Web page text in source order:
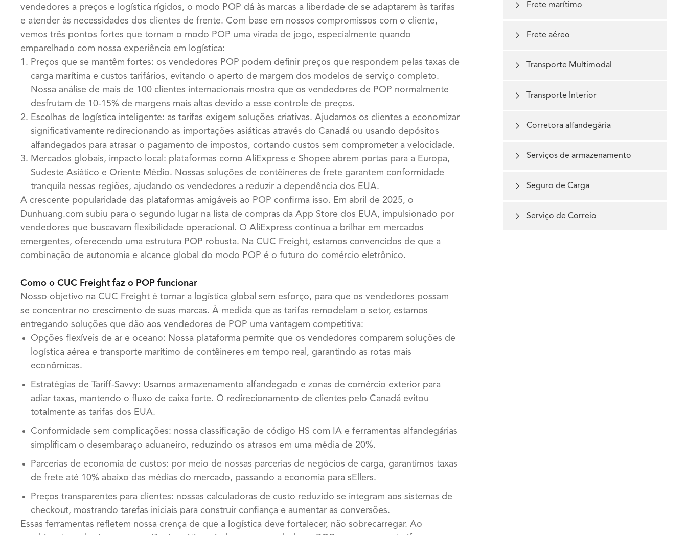
vendedores a preços e logística rígidos, o modo POP dá às marcas a liberdade de se adaptarem às tarifas
e atender às necessidades dos clientes de frente. Com base em nossos compromissos com o cliente,
vemos três pontos fortes que tornam o modo POP uma virada de jogo, especialmente quando
emparelhado com nossa experiência em logística:
Preços que se mantêm fortes: os vendedores POP podem definir preços que respondem pelas taxas de
carga marítima e custos tarifários, evitando o aperto de margem dos modelos de serviço completo.
Nossa análise de mais de 100 clientes internacionais mostra que os vendedores de POP normalmente
desfrutam de 10-15% de margens mais altas devido a esse controle de preços.
Escolhas de logística inteligente: as tarifas exigem soluções criativas. Ajudamos os clientes a economizar
significativamente redirecionando as importações asiáticas através do Canadá ou usando depósitos
alfandegados para atrasar o pagamento de impostos, cortando custos sem comprometer a velocidade.
Mercados globais, impacto local: plataformas como AliExpress e Shopee abrem portas para a Europa,
Sudeste Asiático e Oriente Médio. Nossas soluções de contêineres de frete garantem conformidade
tranquila nessas regiões, ajudando os vendedores a reduzir a dependência dos EUA.
A crescente popularidade das plataformas amigáveis ao POP confirma isso. Em abril de 2025, o
Dunhuang.com subiu para o segundo lugar na lista de compras da App Store dos EUA, impulsionado por
vendedores que buscavam flexibilidade operacional. O AliExpress continua a brilhar em mercados
emergentes, oferecendo uma estrutura POP robusta. Na CUC Freight, estamos convencidos de que a
combinação de autonomia e alcance global do modo POP é o futuro do comércio eletrônico.
Como o CUC Freight faz o POP funcionar
Nosso objetivo na CUC Freight é tornar a logística global sem esforço, para que os vendedores possam
se concentrar no crescimento de suas marcas. À medida que as tarifas remodelam o setor, estamos
entregando soluções que dão aos vendedores de POP uma vantagem competitiva:
Opções flexíveis de ar e oceano: Nossa plataforma permite que os vendedores comparem soluções de
logística aérea e transporte marítimo de contêineres em tempo real, garantindo as rotas mais
econômicas.
Estratégias de Tariff-Savvy: Usamos armazenamento alfandegado e zonas de comércio exterior para
adiar taxas, mantendo o fluxo de caixa forte. O redirecionamento de clientes pelo Canadá evitou
totalmente as tarifas dos EUA.
Conformidade sem complicações: nossa classificação de código HS com IA e ferramentas alfandegárias
simplificam o desembaraço aduaneiro, reduzindo os atrasos em uma média de 20%.
Parcerias de economia de custos: por meio de nossas parcerias de negócios de carga, garantimos taxas
de frete até 10% abaixo das médias do mercado, passando a economia para sEllers.
Preços transparentes para clientes: nossas calculadoras de custo reduzido se integram aos sistemas de
checkout, mostrando tarefas iniciais para construir confiança e aumentar as conversões.
Essas ferramentas refletem nossa crença de que a logística deve fortalecer, não sobrecarregar. Ao
 Frete marítimo
 Frete aéreo
 Transporte Multimodal
 Transporte Interior
 Corretora alfandegária
 Serviços de armazenamento
 Seguro de Carga
 Serviço de Correio